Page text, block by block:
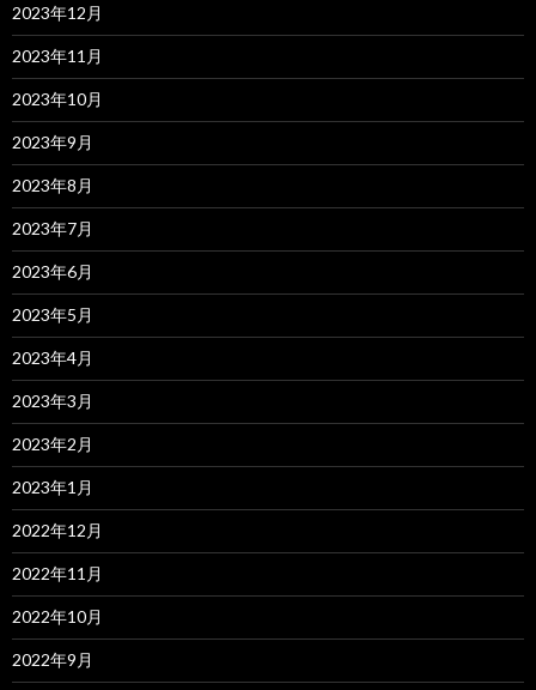
2023年12月
2023年11月
2023年10月
2023年9月
2023年8月
2023年7月
2023年6月
2023年5月
2023年4月
2023年3月
2023年2月
2023年1月
2022年12月
2022年11月
2022年10月
2022年9月